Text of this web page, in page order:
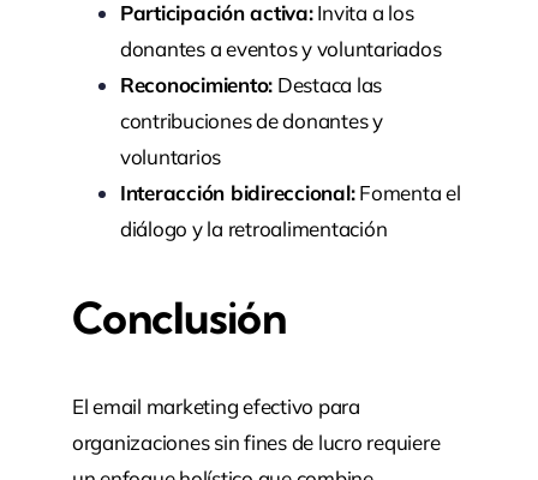
Participación activa:Invita a los
donantes a eventos y voluntariados
Reconocimiento: Destaca las
contribuciones de donantes y
voluntarios
Interacción bidireccional:Fomenta el
diálogo y la retroalimentación
Conclusión
El email marketing efectivo para
organizaciones sin fines de lucro requiere